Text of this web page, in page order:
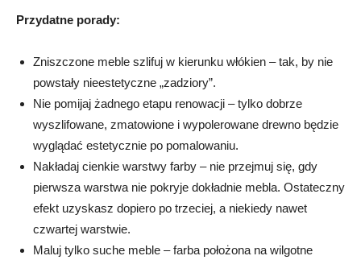
Przydatne porady:
Zniszczone meble szlifuj w kierunku włókien – tak, by nie
powstały nieestetyczne „zadziory”.
Nie pomijaj żadnego etapu renowacji – tylko dobrze
wyszlifowane, zmatowione i wypolerowane drewno będzie
wyglądać estetycznie po pomalowaniu.
Nakładaj cienkie warstwy farby – nie przejmuj się, gdy
pierwsza warstwa nie pokryje dokładnie mebla. Ostateczny
efekt uzyskasz dopiero po trzeciej, a niekiedy nawet
czwartej warstwie.
Maluj tylko suche meble – farba położona na wilgotne